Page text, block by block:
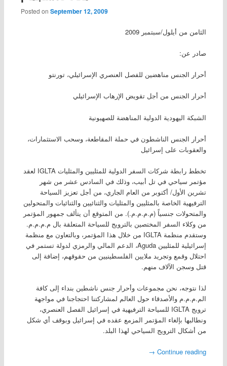
Posted on September 12, 2009
الثامن من أيلول/سبتمبر 2009
صادر عن:
أحرار الجنس مناهضين للفصل العنصري الإسرائيلي، تورنتو
أحرار الجنس من أجل تقويض الإرهاب الإسرائيلي
الشبكة اليهودية الدولية المناهضة للصهيونية
أحرار الجنس الناشطون في حملة المقاطعة، وسحب الاستثمارات،
والعقوبات على إسرائيل
تخطط رابطة شركات السفر الدولية للمثليين والمثليات IGLTA لعقد
مؤتمر سياحي في تل أبيب، وذلك في السادس عشر من شهر
تشرين الأول/ أكتوبر من العام الجاري، من أجل تعزيز السياحة
الترفيهية الخاصة بالمثليين والمثليات والثنائيين والثنائيات والمتحولين
والمتحولات جنسياً (م.م.م.م.). من المتوقع أن يتألف جمهور المؤتمر
من وكلاء السفر المختصين بالترويج للسياحة المتعلقة بال م.م.م.م.
وستقدم منظمة IGLTA من خلال هذا المؤتمر، وبالتعاون مع منظمة
إسرائيلية للمثليين Aguda، الدعم المالي والرمزي لدولة تستمر في
احتلال وقمع وتجريد ملايين الفلسطينيين من حقوقهم، إضافة إلى
قتل وسجن الآلاف منهم.
لذا نتوجه، نحن مجموعات وأحرار جنس ناشطين بنداء إلى كافة
الم.م.م.م والأصدقاء حول العالم لمشاركتنا احتجاجنا في مواجهة
ترويج IGLTA للسياحة الترفيهية في إسرائيل الفصل العنصري،
ونطالبها بإلغاء المؤتمر المزمع عقده في إسرائيل وبوقف أي شكل
من أشكال الترويج السياحي لهذا البلد.
Continue reading
→